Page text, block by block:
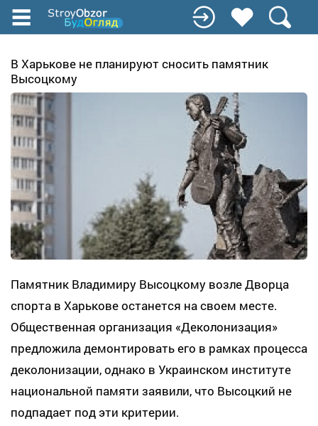
Перейти
до
вмісту
В Харькове не планируют сносить памятник
Высоцкому
Памятник Владимиру Высоцкому возле Дворца
спорта в Харькове останется на своем месте.
Общественная организация «Деколонизация»
предложила демонтировать его в рамках процесса
деколонизации, однако в Украинском институте
национальной памяти заявили, что Высоцкий не
подпадает под эти критерии.